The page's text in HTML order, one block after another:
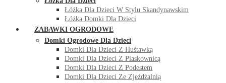
Łóżka Dla Dzieci W Stylu Skandynawskim
Łóżka Domki Dla Dzieci
ZABAWKI OGRODOWE
Domki Ogrodowe Dla Dzieci
Domki Dla Dzieci Z Huśtawką
Domki Dla Dzieci Z Piaskownicą
Domki Dla Dzieci Z Podestem
Domki Dla Dzieci Ze Zjeżdżalnią